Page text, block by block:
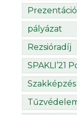
pályázat
Rezsióradíj
SPAKLI’21
Szakképzés